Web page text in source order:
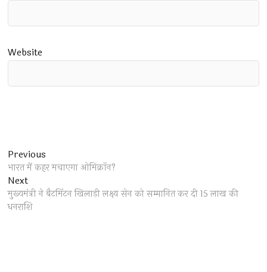
Website
Post
navigation
Previous
post:
भारत में कहर मचाएगा ओमिक्रॉन?
NextNext
post:
मुख्यमंत्री ने बैटमिंटन खिलाड़ी लक्ष्य सेन को सम्मानित कर दी 15 लाख की
धनराशि